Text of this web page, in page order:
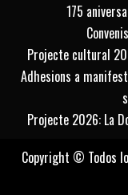
175
Projecte cultural
Adhesions a
Projecte 2026: La
Copyright © Todos